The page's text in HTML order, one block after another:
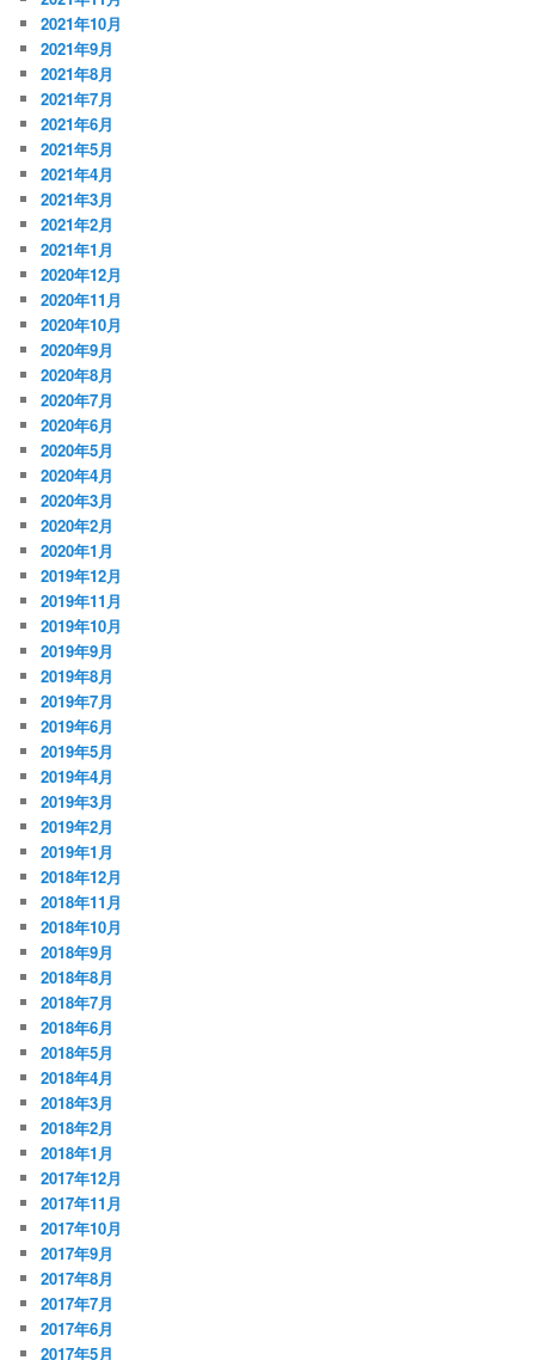
2021年10月
2021年9月
2021年8月
2021年7月
2021年6月
2021年5月
2021年4月
2021年3月
2021年2月
2021年1月
2020年12月
2020年11月
2020年10月
2020年9月
2020年8月
2020年7月
2020年6月
2020年5月
2020年4月
2020年3月
2020年2月
2020年1月
2019年12月
2019年11月
2019年10月
2019年9月
2019年8月
2019年7月
2019年6月
2019年5月
2019年4月
2019年3月
2019年2月
2019年1月
2018年12月
2018年11月
2018年10月
2018年9月
2018年8月
2018年7月
2018年6月
2018年5月
2018年4月
2018年3月
2018年2月
2018年1月
2017年12月
2017年11月
2017年10月
2017年9月
2017年8月
2017年7月
2017年6月
2017年5月